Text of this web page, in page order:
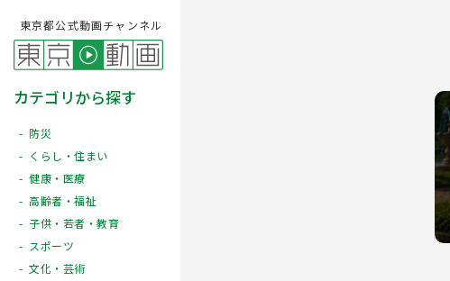
東京都公式動画チャンネル
カテゴリから探す
防災
くらし・住まい
健康・医療
高齢者・福祉
子供・若者・教育
スポーツ
文化・芸術